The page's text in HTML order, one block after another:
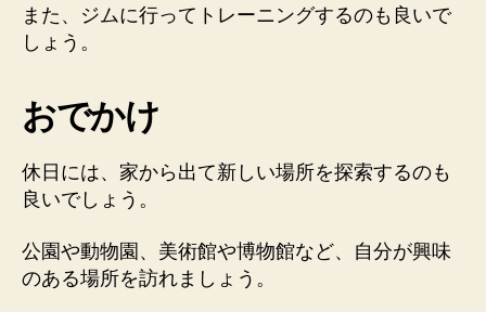
また、ジムに行ってトレーニングするのも良いで
しょう。
おでかけ
休日には、家から出て新しい場所を探索するのも
良いでしょう。
公園や動物園、美術館や博物館など、自分が興味
のある場所を訪れましょう。